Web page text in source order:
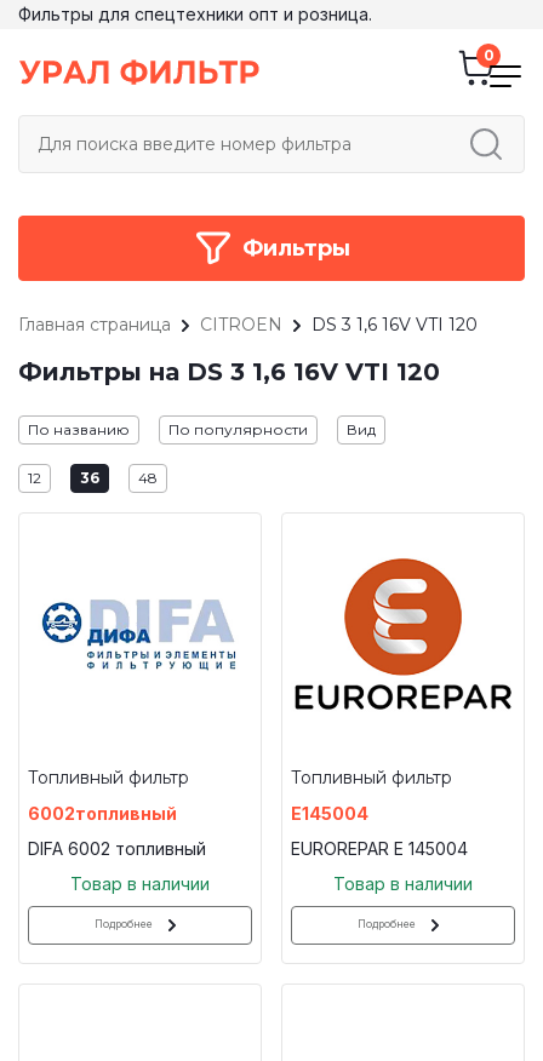
Фильтры для спецтехники опт и розница.
Фильтры
Главная страница CITROEN DS 3 1,6 16V VTI 120
Фильтры на DS 3 1,6 16V VTI 120
По названию По популярности Вид
12 36 48
Топливный фильтр
6002топливный
DIFA 6002 топливный
Товар в наличии
Подробнее
Топливный фильтр
E145004
EUROREPAR E 145004
Товар в наличии
Подробнее